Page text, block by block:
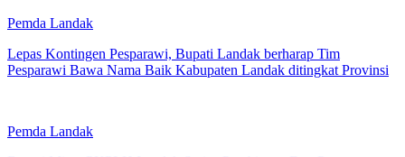
Pemda Landak
Lepas Kontingen Pesparawi, Bupati Landak berharap Tim
Pesparawi Bawa Nama Baik Kabupaten Landak ditingkat Provinsi
Pemda Landak